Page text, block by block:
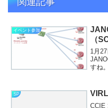
イベント参加
（
1月
すね
長い
SP
CCIE